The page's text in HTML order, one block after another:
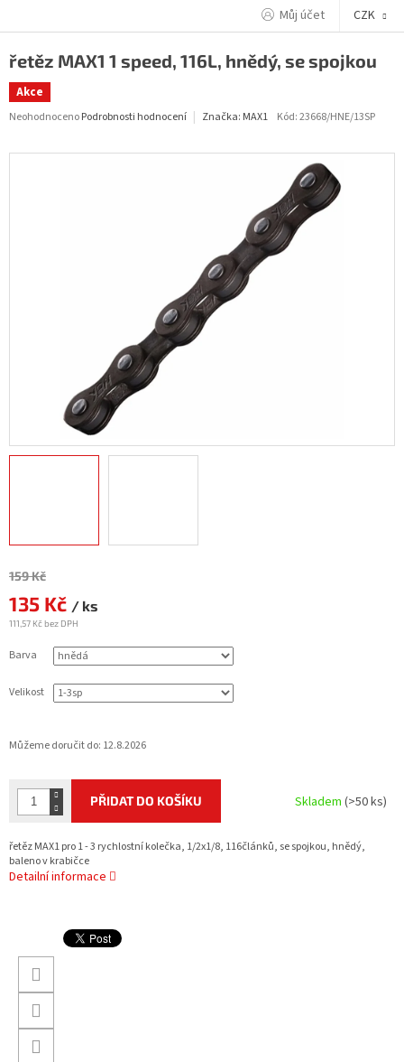
Můj účet CZK
řetěz MAX1 1 speed, 116L, hnědý, se spojkou
Akce
Průměrné
NeohodnocenoPodrobnosti hodnocení Značka: MAX1 Kód:23668/HNE/13SP
159 Kč
135 Kč / ks
111,57 Kč bez DPH
Měrná
Barva
Velikost
Můžeme doručit do: 12.8.2026
PŘIDAT DO KOŠÍKU Skladem(>50 ks)
řetěz MAX1 pro 1 - 3 rychlostní kolečka, 1/2x1/8, 116článků, se spojkou, hnědý,
baleno v krabičce
Detailní informace